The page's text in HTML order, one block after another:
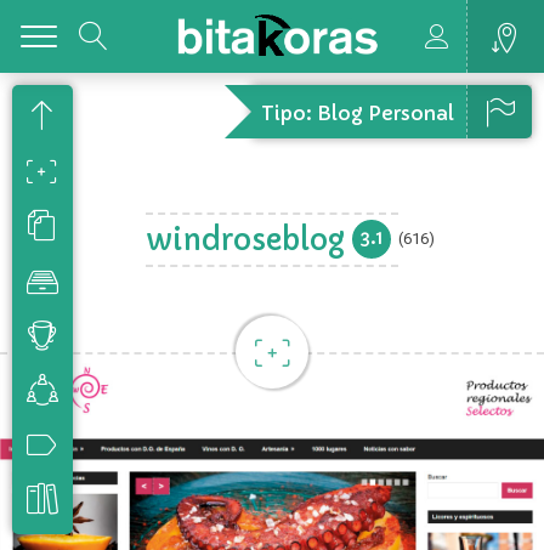
Tipo: Blog Personal
windroseblog 3.1 (616)